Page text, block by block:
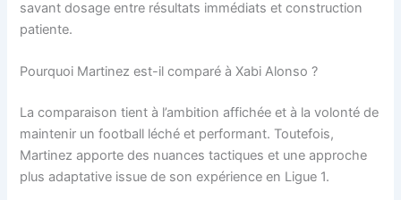
savant dosage entre résultats immédiats et construction
patiente.
Pourquoi Martinez est-il comparé à Xabi Alonso ?
La comparaison tient à l’ambition affichée et à la volonté de
maintenir un football léché et performant. Toutefois,
Martinez apporte des nuances tactiques et une approche
plus adaptative issue de son expérience en Ligue 1.